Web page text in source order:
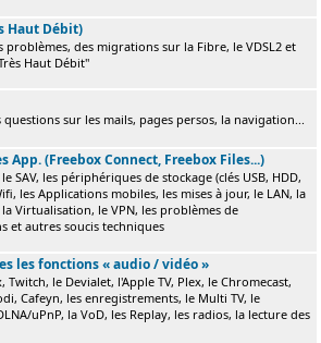
Haut Débit)
des migrations sur la Fibre, le VDSL2 et
Haut Débit"
sur les mails, pages persos, la navigation...
App. (Freebox Connect, Freebox Files...)
SAV, les périphériques de stockage (clés USB, HDD,
les Applications mobiles, les mises à jour, le LAN, la
Virtualisation, le VPN, les problèmes de
et autres soucis techniques
les fonctions « audio / vidéo »
Twitch, le Devialet, l'Apple TV, Plex, le Chromecast,
Cafeyn, les enregistrements, le Multi TV, le
uPnP, la VoD, les Replay, les radios, la lecture des